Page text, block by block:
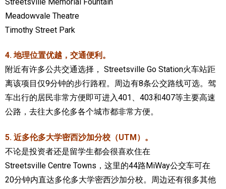
Meadowvale Theatre
Timothy Street Park
4. 地理位置优越，交通便利。
附近有许多公共交通选择， Streetsville Go Station火车站距
离该项目仅9分钟的步行路程。周边有8条公交路线可选。驾
车出行的居民非常方便即可进入401、403和407等主要高速
公路，去往大多伦多各个城市都非常方便。
5. 近多伦多大学密西沙加分校（UTM）。
不论是投资者还是留学生都会很喜欢住在
Streetsville Centre Towns，这里的44路MiWay公交车可在
20分钟内直达多伦多大学密西沙加分校。周边还有很多其他